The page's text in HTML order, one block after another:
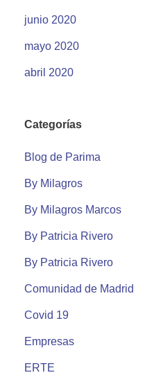
junio 2020
mayo 2020
abril 2020
Categorías
Blog de Parima
By Milagros
By Milagros Marcos
By Patricia Rivero
By Patricia Rivero
Comunidad de Madrid
Covid 19
Empresas
ERTE